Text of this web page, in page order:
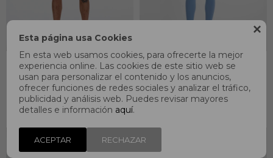

Esta página usa Cookies
En esta web usamos cookies, para ofrecerte la mejor
experiencia online. Las cookies de este sitio web se
usan para personalizar el contenido y los anuncios,
ofrecer funciones de redes sociales y analizar el tráfico,
publicidad y análisis web. Puedes revisar mayores
detalles e información aquí.
ACEPTAR RECHAZAR
Shorts Running RC Short
5" Hombre
S/ 239.90
Legging Running NB
Sleek High Rise Sport
Legging 25 Mujer
S/ 239.90